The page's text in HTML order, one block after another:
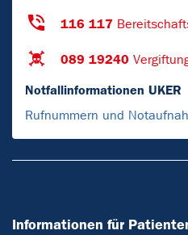
116 117
089 19240
Notfallinformationen UKER
Rufnummern und
Informationen für